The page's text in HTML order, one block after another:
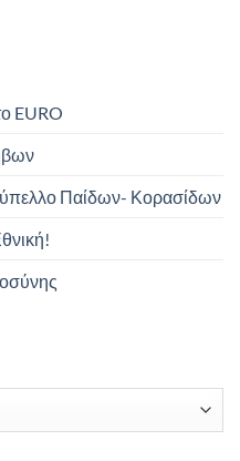
EURO
Παίδων- Κορασίδων